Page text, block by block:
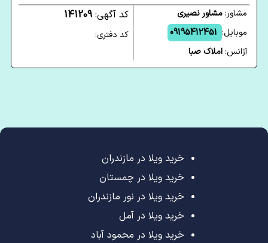
مشاور:مشاور نصیری
موبایل: 09195412451
آژانس:املاک صبا
کد آگهی:141209
کد دفتری:
خرید ویلا در مازندران
خرید ویلا در چمستان
خرید ویلا در نور مازندران
خرید ویلا در آمل
خرید ویلا در محمود آباد